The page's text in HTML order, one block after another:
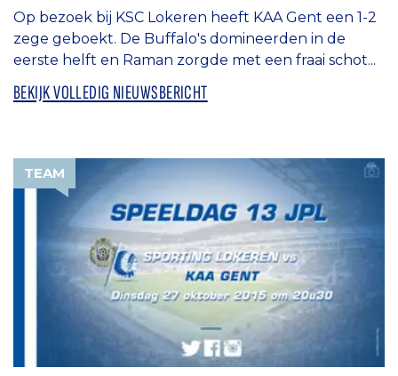
Op bezoek bij KSC Lokeren heeft KAA Gent een 1-2
zege geboekt. De Buffalo's domineerden in de
eerste helft en Raman zorgde met een fraai schot...
BEKIJK VOLLEDIG NIEUWSBERICHT
TEAM